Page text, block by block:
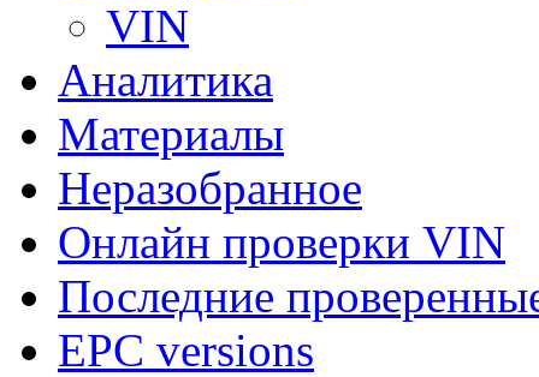
VIN
Аналитика
Материалы
Неразобранное
Онлайн проверки VIN
Последние
EPC versions